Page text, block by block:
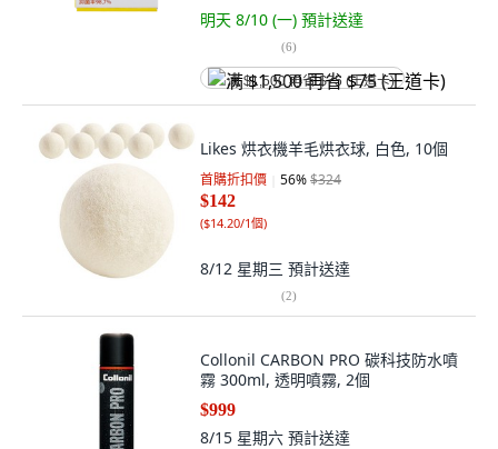
明天 8/10 (一) 預計送達
(6)
满 $1,500 再省 $75 (王道卡)
Likes 烘衣機羊毛烘衣球, 白色, 10個
首購折扣價 56%$324
$142
($14.20/1個)
8/12 星期三 預計送達
(2)
Collonil CARBON PRO 碳科技防水噴
霧 300ml, 透明噴霧, 2個
$999
8/15 星期六 預計送達